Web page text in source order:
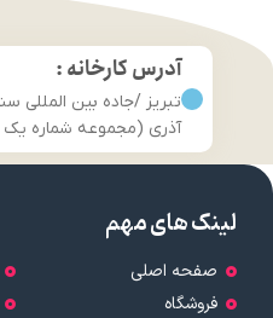
آدرس کارخانه :
تبریز /جاده بین المللی
آذری (مجموعه شماره
لینک های مهم
صفحه اصلی
فروشگاه